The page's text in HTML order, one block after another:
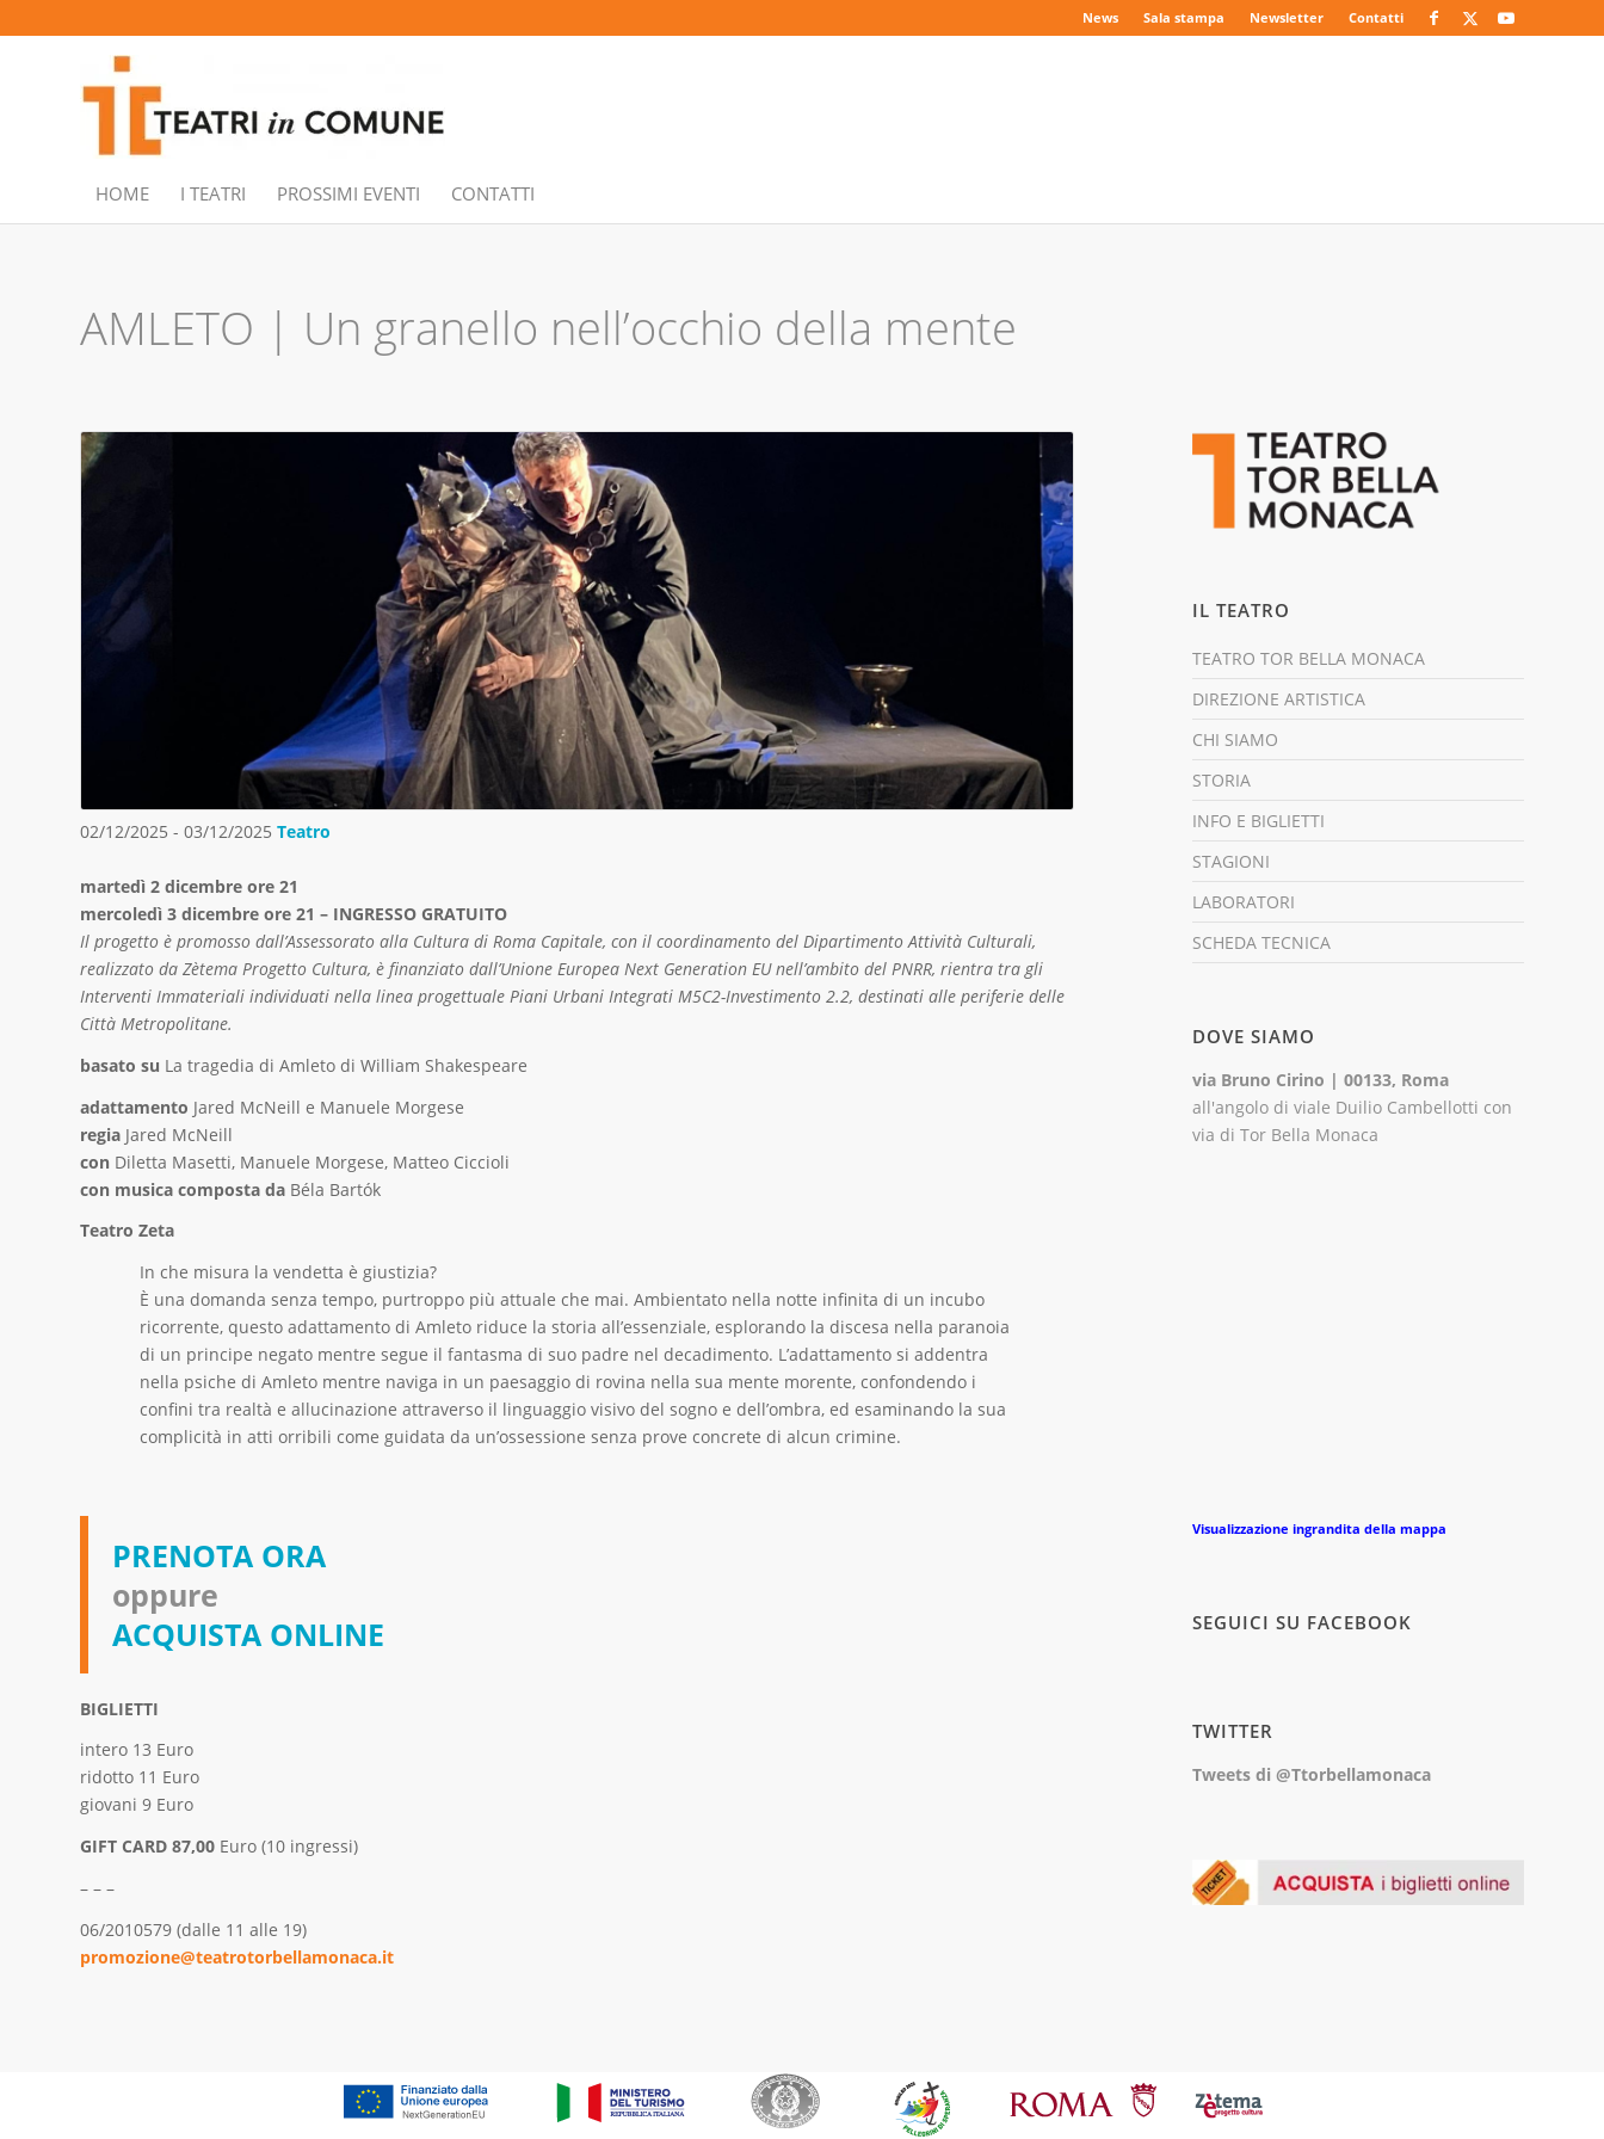
News Sala stampa Newsletter Contatti
HOME I TEATRI PROSSIMI EVENTI CONTATTI
AMLETO | Un granello nell’occhio della mente
02/12/2025 - 03/12/2025 Teatro
martedì 2 dicembre ore 21
mercoledì 3 dicembre ore 21 – INGRESSO GRATUITO
Il progetto è promosso dall’Assessorato alla Cultura di Roma Capitale, con il coordinamento del Dipartimento Attività Culturali,
realizzato da Zètema Progetto Cultura, è finanziato dall’Unione Europea Next Generation EU nell’ambito del PNRR, rientra tra gli
Interventi Immateriali individuati nella linea progettuale Piani Urbani Integrati M5C2-Investimento 2.2, destinati alle periferie delle
Città Metropolitane.
basato su La tragedia di Amleto di William Shakespeare
adattamento Jared McNeill e Manuele Morgese
regia Jared McNeill
con Diletta Masetti, Manuele Morgese, Matteo Ciccioli
con musica composta da Béla Bartók
Teatro Zeta
In che misura la vendetta è giustizia?
È una domanda senza tempo, purtroppo più attuale che mai. Ambientato nella notte infinita di un incubo
ricorrente, questo adattamento di Amleto riduce la storia all’essenziale, esplorando la discesa nella paranoia
di un principe negato mentre segue il fantasma di suo padre nel decadimento. L’adattamento si addentra
nella psiche di Amleto mentre naviga in un paesaggio di rovina nella sua mente morente, confondendo i
confini tra realtà e allucinazione attraverso il linguaggio visivo del sogno e dell’ombra, ed esaminando la sua
complicità in atti orribili come guidata da un’ossessione senza prove concrete di alcun crimine.
PRENOTA ORA
oppure
ACQUISTA ONLINE
BIGLIETTI
intero 13 Euro
ridotto 11 Euro
giovani 9 Euro
GIFT CARD 87,00 Euro (10 ingressi)
– – –
06/2010579 (dalle 11 alle 19)
promozione@teatrotorbellamonaca.it
IL TEATRO
TEATRO TOR BELLA MONACA
DIREZIONE ARTISTICA
CHI SIAMO
STORIA
INFO E BIGLIETTI
STAGIONI
LABORATORI
SCHEDA TECNICA
DOVE SIAMO
via Bruno Cirino | 00133, Roma
all'angolo di viale Duilio Cambellotti con
via di Tor Bella Monaca
Visualizzazione ingrandita della mappa
SEGUICI SU FACEBOOK
TWITTER
Tweets di @Ttorbellamonaca